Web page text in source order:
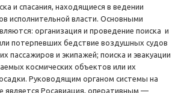
и спасания, находящиеся в ведении
исполнительной власти. Основными
организация и проведение поиска и
потерпевших бедствие воздушных судов
пассажиров и экипажей; поиска и эвакуации
космических объектов или их
Руководящим органом системы на
является Росавиация, оперативным —